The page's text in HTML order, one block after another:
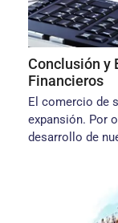
Conclusión y
Financieros
El comercio de
expansión. Por
desarrollo de